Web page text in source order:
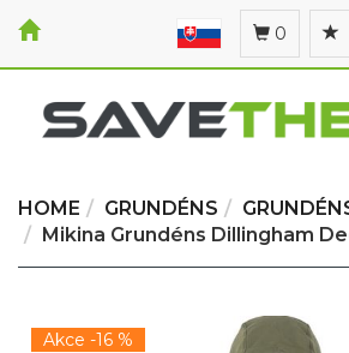
0
HOME GRUNDÉNS
Mikina Grundéns Dillingham
Akce -16 %